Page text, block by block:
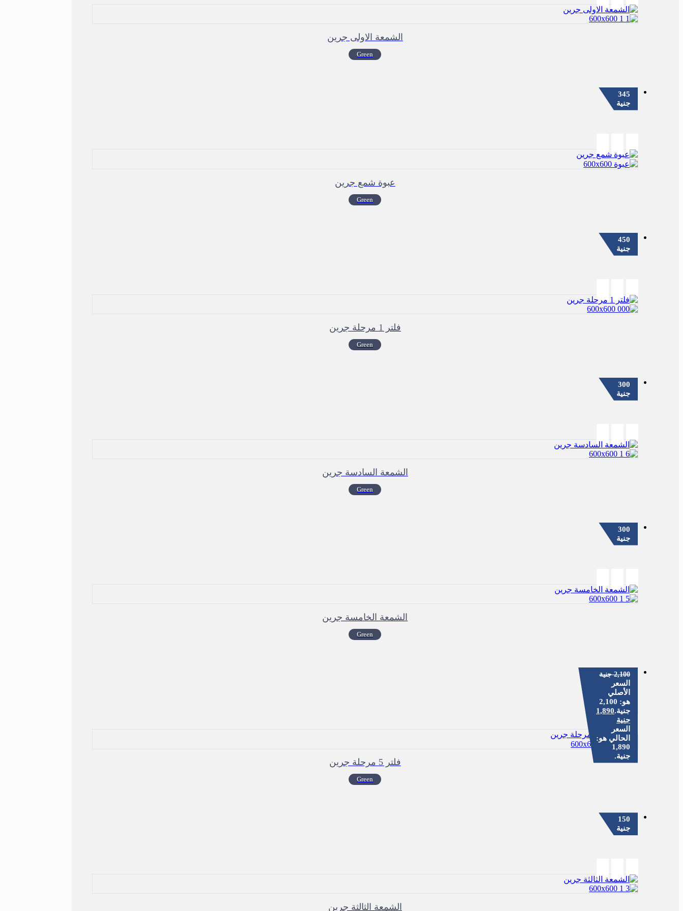
الشمعة الاولى جرين
Green
عبوة شمع جرين
Green
345
جنية
فلتر 1 مرحلة جرين
Green
450
جنية
الشمعة السادسة جرين
Green
300
جنية
الشمعة الخامسة جرين
Green
300
جنية
10%
فلتر 5 مرحلة جرين
Green
2,100جنية
السعر
الأصلي
هو: 2,100
جنية.1,890
جنية
السعر
الحالي هو:
1,890
جنية.
الشمعة الثالثة جرين
150
جنية